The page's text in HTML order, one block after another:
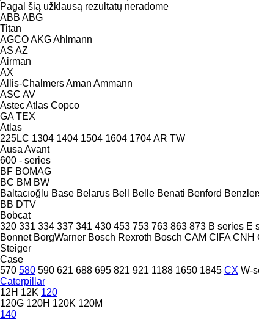
Pagal šią užklausą rezultatų neradome
ABB ABG
Titan
AGCOAKGAhlmann
AS AZ
Airman
AX
Allis-ChalmersAman Ammann
ASC AV
AstecAtlas Copco
GA TEX
Atlas
225LC 1304 1404 1504 1604 1704AR TW
Ausa Avant
600 - series
BF BOMAG
BC BM BW
Baltacıoğlu Base Belarus Bell Belle Benati Benford
BB DTV
Bobcat
320 331 334 337 341 430 453 753 763 863 873 B series E
Bonnet BorgWarner Bosch Rexroth Bosch CAM CIFA CNH
Steiger
Case
570 580 590 621 688 695 821 921 1188 1650 1845 CX W-
Caterpillar
12H 12K 120
120G 120H 120K 120M
140